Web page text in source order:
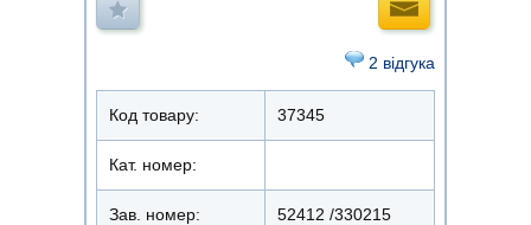
2 відгука
Код товару: 37345
Кат. номер:
Зав. номер: 52412 /330215